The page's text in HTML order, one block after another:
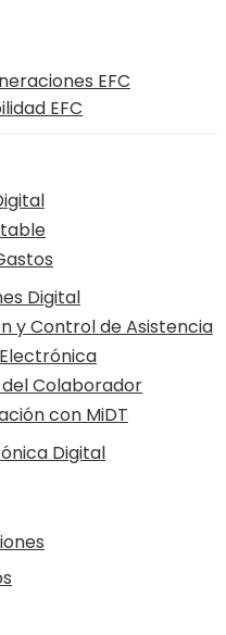
EFC
EFC
Digital
y Control de Asistencia
Colaborador
con MiDT
Digital